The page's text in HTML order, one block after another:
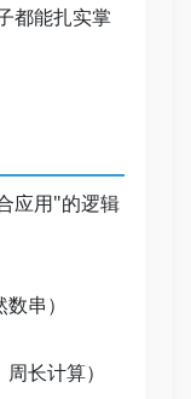
都能扎实掌
应用"的逻辑
数串）
周长计算）